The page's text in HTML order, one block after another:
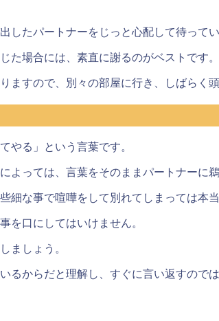
たパートナーをじっと心配して待って
た場合には、素直に謝るのがベストです。
ますので、別々の部屋に行き、 しばらく
やる」という言葉です。
っては、言葉をそのままパートナーに
な事で喧嘩をして別れてしまっては本
を口にしてはいけません。
ましょう。
からだと理解し、すぐに言い返すので